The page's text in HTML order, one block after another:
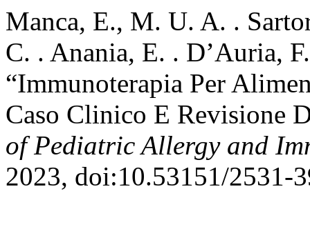
Manca, E., M. U. A. .
C. . Anania, E. . D’Auria,
“Immunoterapia Per
Caso Clinico E Revisione
of Pediatric Allergy and
2023, doi:10.53151/2531-